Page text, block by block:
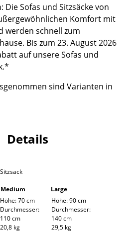
Deckenleuchten
Die Sofas und Sitzsäcke von
Komfort mit
werden schnell zum
Bis zum 23. August 2026
auf unsere Sofas und
sind Varianten in
Details
Sitzsack
Medium
Large
Höhe: 70 cm
Durchmesser:
110 cm
20,8 kg
Höhe: 90 cm
Durchmesser:
140 cm
29,5 kg